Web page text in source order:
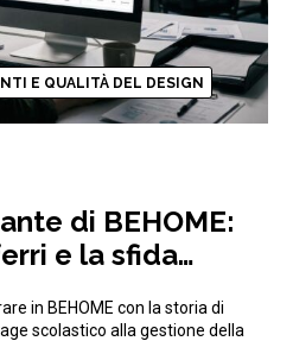
E QUALITÀ DEL DESIGN
di BEHOME:
e la sfida
in BEHOME con la storia di
scolastico alla gestione della